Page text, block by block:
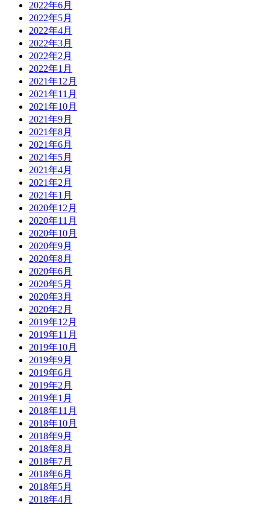
2022年6月
2022年5月
2022年4月
2022年3月
2022年2月
2022年1月
2021年12月
2021年11月
2021年10月
2021年9月
2021年8月
2021年6月
2021年5月
2021年4月
2021年2月
2021年1月
2020年12月
2020年11月
2020年10月
2020年9月
2020年8月
2020年6月
2020年5月
2020年3月
2020年2月
2019年12月
2019年11月
2019年10月
2019年9月
2019年6月
2019年2月
2019年1月
2018年11月
2018年10月
2018年9月
2018年8月
2018年7月
2018年6月
2018年5月
2018年4月